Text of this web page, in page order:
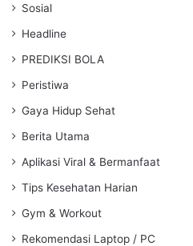
Sosial
Headline
PREDIKSI BOLA
Peristiwa
Gaya Hidup Sehat
Berita Utama
Aplikasi Viral & Bermanfaat
Tips Kesehatan Harian
Gym & Workout
Rekomendasi Laptop / PC